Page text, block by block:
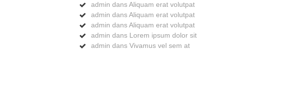
admin dansAliquam erat volutpat
admin dansAliquam erat volutpat
admin dansAliquam erat volutpat
admin dans Lorem ipsum dolor sit
admin dans Vivamus vel sem at